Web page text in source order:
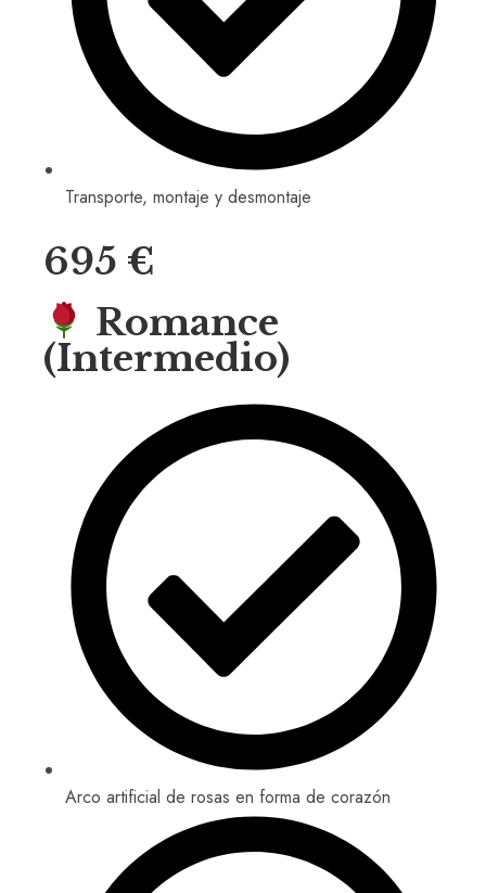
Transporte, montaje y desmontaje
695 €
Romance
(Intermedio)
Arco artificial de rosas en forma de corazón